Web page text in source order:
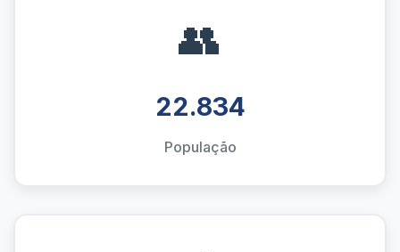
👥
22.834
População